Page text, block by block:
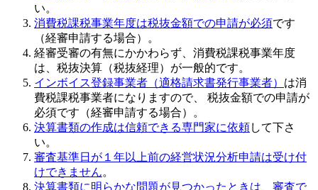
い。
消費税課税事業年度は税抜金額での申請が必須です
（経審申請する場合）。
経審受審の有無にかかわらず、消費税課税事業年度
は、税抜決算（税抜経理）が一般的です。
インボイス登録事業者（適格請求書発行事業者） は消
費税課税事業者になりますので、 税抜金額での申請が
必須です（経審申請する場合）。
決算書類の作成は信頼できる専門家に依頼して下さ
い。
審査基準日が１年以上前の経営状況分析申請は受け付
けできません。
決算書類に明らかな問題が見つかったときは、審査で